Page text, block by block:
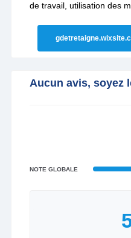
de travail, utilisation des
Aucun avis, soyez
NOTE GLOBALE